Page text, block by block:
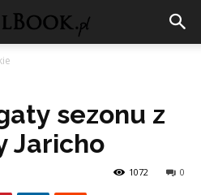
sezonu z
Jaricho
0
1072